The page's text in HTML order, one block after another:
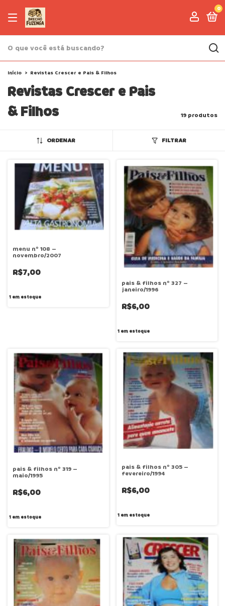
0
Início > Revistas Crescer e Pais & Filhos
Revistas Crescer e Pais
& Filhos
19 produtos
ORDENAR FILTRAR
menu nº 108 –
novembro/2007
R$7,00
1em estoque
pais & filhos nº 327 –
janeiro/1996
R$6,00
1 em estoque
pais & filhos nº 319 –
maio/1995
R$6,00
1em estoque
pais & filhos nº 305 –
fevereiro/1994
R$6,00
1 em estoque